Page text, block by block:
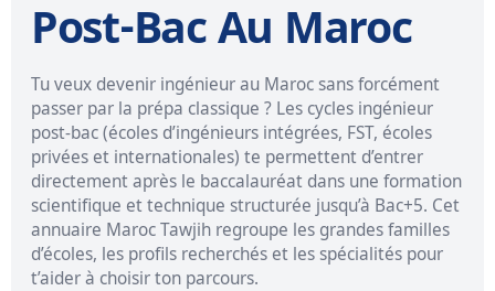
Post-Bac Au Maroc
Tu veux devenir ingénieur au Maroc sans forcément
passer par la prépa classique ? Les cycles ingénieur
post-bac (écoles d’ingénieurs intégrées, FST, écoles
privées et internationales) te permettent d’entrer
directement après le baccalauréat dans une formation
scientifique et technique structurée jusqu’à Bac+5. Cet
annuaire Maroc Tawjih regroupe les grandes familles
d’écoles, les profils recherchés et les spécialités pour
t’aider à choisir ton parcours.